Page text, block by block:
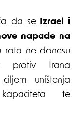
da se Izrael i
napade na
rata ne donesu
protiv Irana
uništenja
te